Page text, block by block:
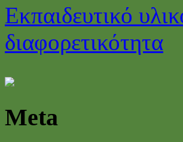
Εκπαιδευτικό
διαφορετικότητα
Meta